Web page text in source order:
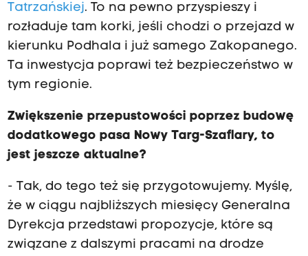
Tatrzańskiej. To na pewno przyspieszy i
rozładuje tam korki, jeśli chodzi o przejazd w
kierunku Podhala i już samego Zakopanego.
Ta inwestycja poprawi też bezpieczeństwo w
tym regionie.
Zwiększenie przepustowości poprzez budowę
dodatkowego pasa Nowy Targ-Szaflary, to
jest jeszcze aktualne?
- Tak, do tego też się przygotowujemy. Myślę,
że w ciągu najbliższych miesięcy Generalna
Dyrekcja przedstawi propozycje, które są
związane z dalszymi pracami na drodze